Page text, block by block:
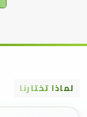
لماذا تختارنا